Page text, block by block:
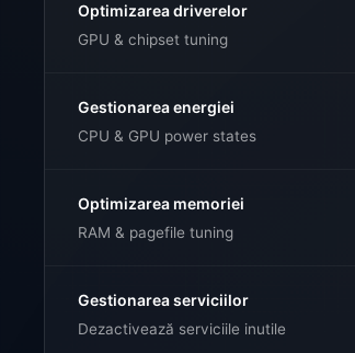
Optimizarea driverelor
GPU & chipset tuning
Gestionarea energiei
CPU & GPU power states
Optimizarea memoriei
RAM & pagefile tuning
Gestionarea serviciilor
Dezactivează serviciile inutile